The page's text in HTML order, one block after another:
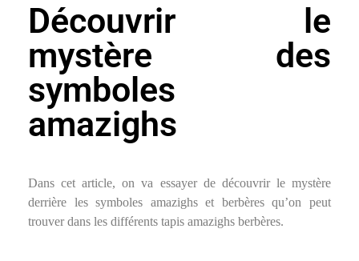
Découvrir le
mystère des
symboles
amazighs
Dans cet article, on va essayer de découvrir le mystère
derrière les symboles amazighs et berbères qu’on peut
trouver dans les différents tapis amazighs berbères.